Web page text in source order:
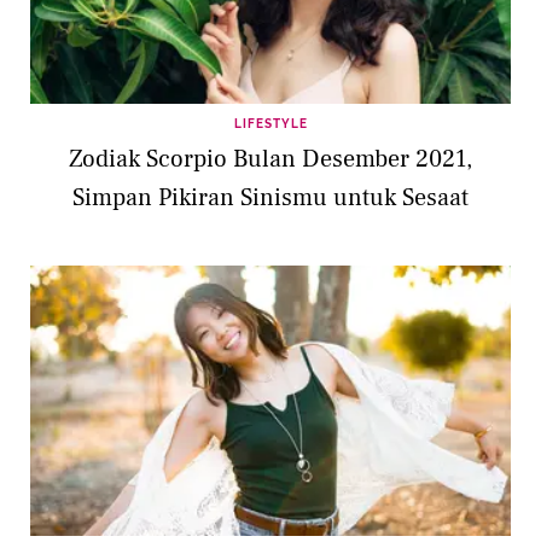
LIFESTYLE
Zodiak Scorpio Bulan Desember 2021,
Simpan Pikiran Sinismu untuk Sesaat